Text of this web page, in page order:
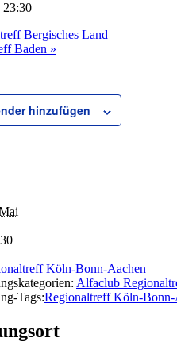
23:30
Bergisches Land
Baden »
hinzufügen
Köln-Bonn-Aachen
Alfaclub
Tags:Regionaltreff Köln-Bonn-